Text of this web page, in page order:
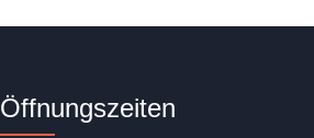
Öffnungszeiten